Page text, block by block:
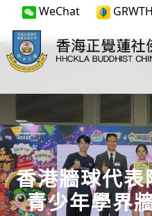
WeChat GRWTH
香港牆球代
青少年學界